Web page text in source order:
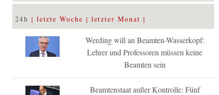
24h letzte Woche letzter Monat
Werding will an Beamten-Wasserkopf:
Lehrer und Professoren müssen keine
Beamten sein
Beamtenstaat außer Kontrolle: Fünf